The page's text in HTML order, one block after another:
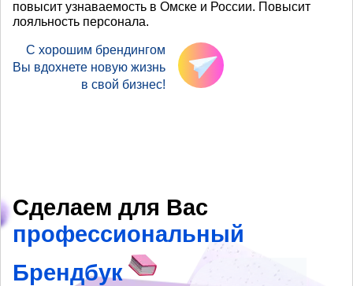
повысит узнаваемость в Омске и России. Повысит
лояльность персонала.
С хорошим брендингом
Вы вдохнете новую жизнь
в свой бизнес!
Сделаем для Вас
профессиональный
Брендбук